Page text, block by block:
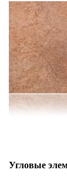
Угловые